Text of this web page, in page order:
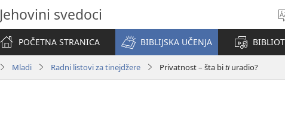
Jehovini svedoci
POČETNA STRANICA
BIBLIJSKA UČENJA
Mladi Radni listovi za tinejdžere Privatnost – šta bitiuradio?